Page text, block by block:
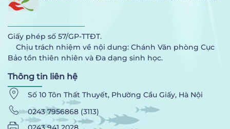
Giấy phép số 57/GP-TTĐT.
Chịu trách nhiệm về nội dung: Chánh Văn phòng Cục
Bảo tồn thiên nhiên và Đa dạng sinh học.
Thông tin liên hệ
Số 10 Tôn Thất Thuyết, Phường Cầu Giấy, Hà Nội
0243 7956868 (3113)